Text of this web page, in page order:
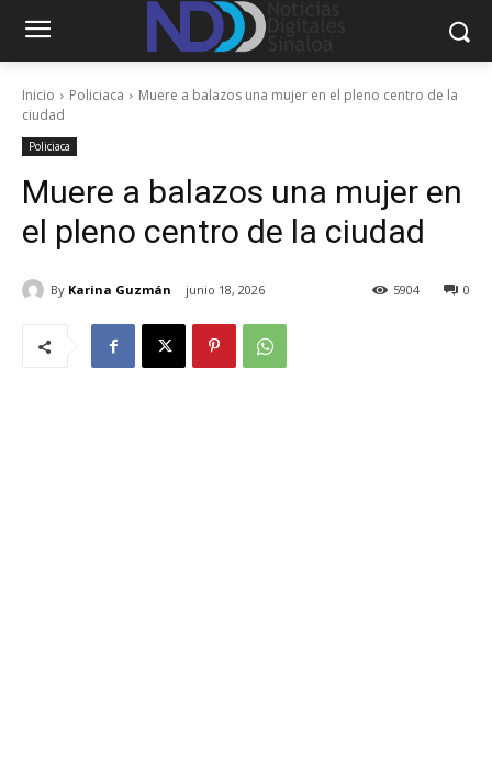
Inicio Policiaca
Muere a balazos una mujer en el pleno centro de la
ciudad
Policiaca
Muere a balazos una mujer en
el pleno centro de la ciudad
By Karina Guzmán junio 18, 2026 0
5904